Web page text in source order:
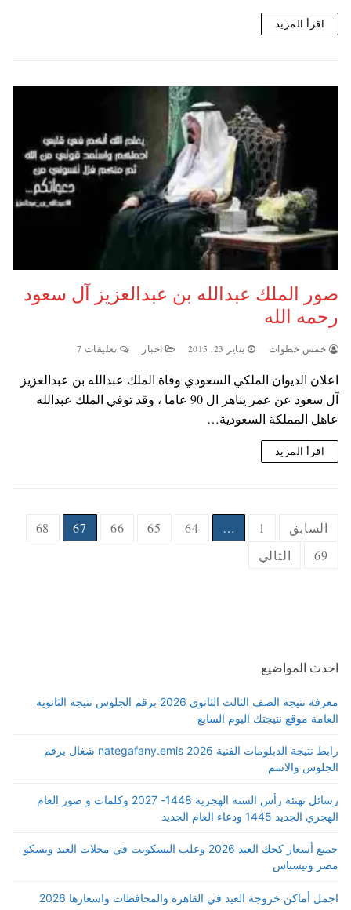
اقرأ المزيد
صور الملك عبدالله بن عبدالعزيز آل سعود
رحمه الله
خمس خطوات يناير 23, 2015 اخبار تعليقات 7
اعلان الديوان الملكي السعودي وفاة الملك عبدالله بن عبدالعزيز
آل سعود عن عمر يناهز ال 90 عاما ، وقد توفي الملك عبدالله
عاهل المملكة السعودية…
اقرأ المزيد
Posts
pagination
السابق 1
…
64
65
66
67
68
69
التالي
احدث المواضيع
معرفة نتيجة الصف الثالث الثانوي 2026 برقم الجلوس نتيجة الثانوية
العامة موقع نتيجتك اليوم السابع
رابط نتيجة الدبلومات الفنية 2026 nategafany.emis شغال برقم
الجلوس والاسم
رسائل تهنئة رأس السنة الهجرية 1448- 2027 وكلمات و صور العام
الهجري الجديد 1445 ودعاء العام الجديد
جميع أسعار كحك العيد 2026 وعلب البسكويت في محلات العبد وبسكو
مصر وتيسباس
اجمل أماكن خروجة العيد في القاهرة والمحافظات واسعارها 2026